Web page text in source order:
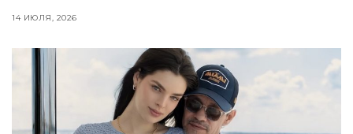
14 ИЮЛЯ, 2026